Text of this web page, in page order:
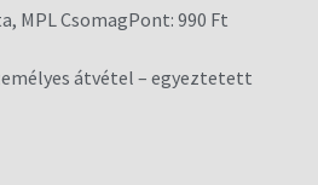
MPL CsomagPont: 990 Ft
átvétel – egyeztetett